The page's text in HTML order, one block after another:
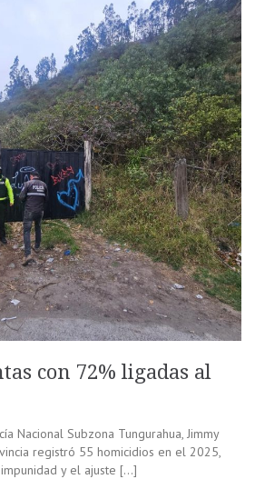
con 72% ligadas al
Nacional Subzona Tungurahua, Jimmy
registró 55 homicidios en el 2025,
y el ajuste […]